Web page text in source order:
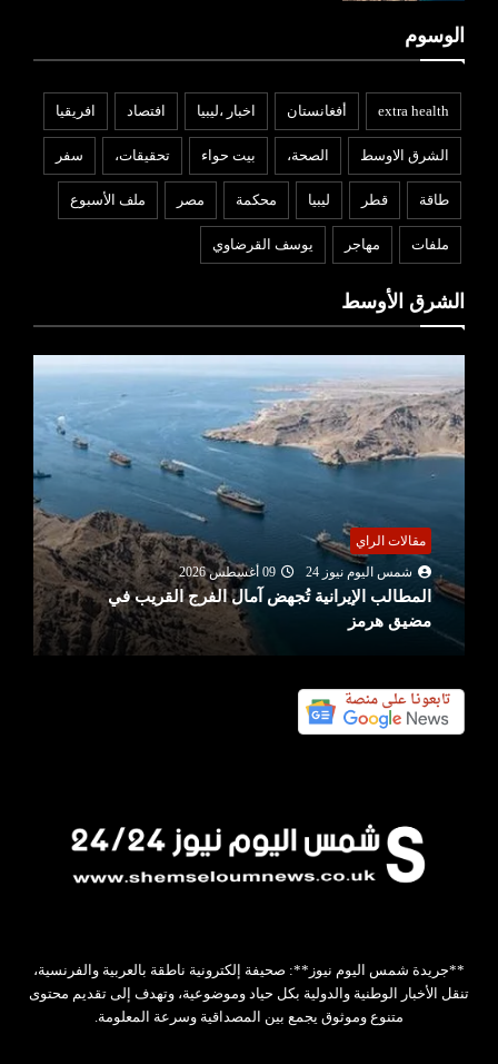
الوسوم
extra health أفغانستان اخبار ،ليبيا افتصاد افريقيا
الشرق الاوسط الصحة، بيت حواء تحقيقات، سفر
طاقة قطر ليبيا محكمة مصر ملف الأسبوع
ملفات مهاجر يوسف القرضاوي
الشرق الأوسط
مقالات الراي
شمس اليوم نيوز 24
09 أغسطس 2026
المطالب الإيرانية تُجهض آمال الفرج القريب في
مضيق هرمز
**جريدة شمس اليوم نيوز**: صحيفة إلكترونية ناطقة بالعربية والفرنسية،
تنقل الأخبار الوطنية والدولية بكل حياد وموضوعية، وتهدف إلى تقديم محتوى
متنوع وموثوق يجمع بين المصداقية وسرعة المعلومة.